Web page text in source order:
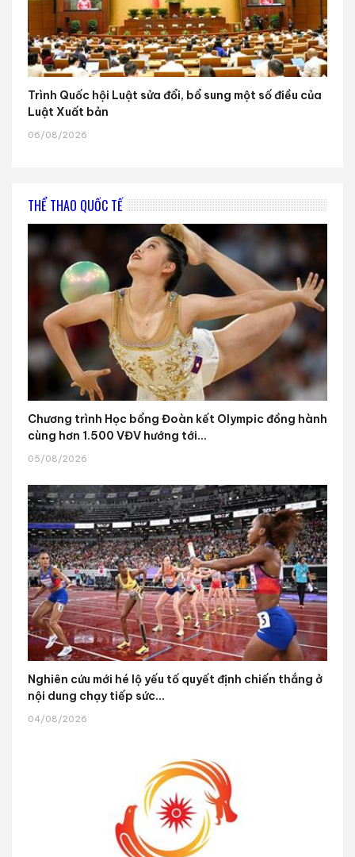
Trình Quốc hội Luật sửa đổi, bổ sung một số điều của
Luật Xuất bản
06/08/2026
THỂ THAO QUỐC TẾ
Chương trình Học bổng Đoàn kết Olympic đồng hành
cùng hơn 1.500 VĐV hướng tới...
05/08/2026
Nghiên cứu mới hé lộ yếu tố quyết định chiến thắng ở
nội dung chạy tiếp sức...
04/08/2026